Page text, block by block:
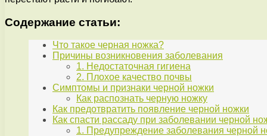
Содержание статьи:
Что такое черная ножка?
Причины возникновения заболевания
1. Недостаточная гигиена
2. Плохое качество почвы
Симптомы и признаки черной ножки
Как распознать черную ножку
Как предотвратить появление черной ножки
Как спасти рассаду при заболевании черной
1. Предупреждение заболевания черной